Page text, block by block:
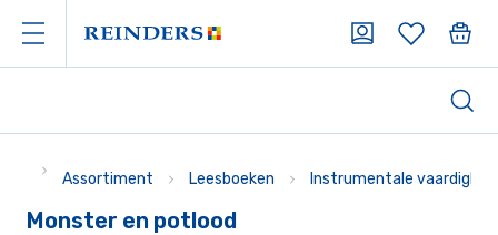
Assortiment Leesboeken Instrumentale
Monster en potlood